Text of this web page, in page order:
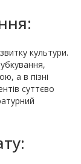
культури.
а в пізні
суттєво